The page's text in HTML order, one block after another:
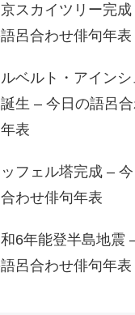
スカイツリー完成
呂合わせ俳句年表
ベルト・アインシ
生 – 今日の語呂
表
フェル塔完成 –
わせ俳句年表
6年能登半島地震
呂合わせ俳句年表